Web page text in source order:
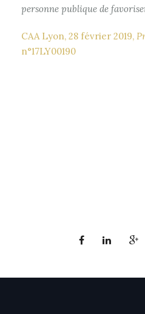
personne publique de
CAA Lyon, 28 février 2019,
n°17LY00190